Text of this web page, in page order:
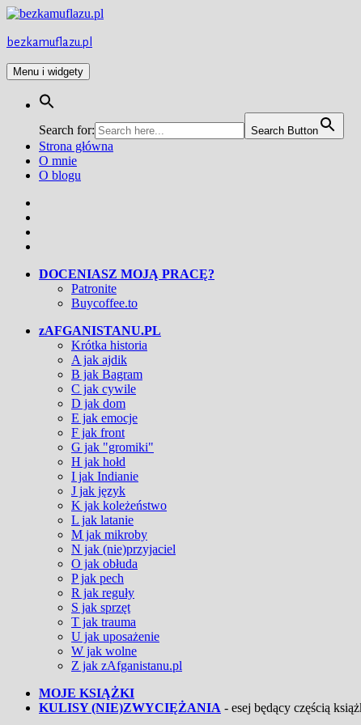
Przejdź
treści
bezkamuflazu.pl
Menu i widgety
Search for: Search Button
Strona główna
O mnie
O blogu
DOCENIASZ MOJĄ PRACĘ?
Patronite
Buycoffee.to
zAFGANISTANU.PL
Krótka historia
A jak ajdik
B jak Bagram
C jak cywile
D jak dom
E jak emocje
F jak front
G jak "gromiki"
H jak hołd
I jak Indianie
J jak język
K jak koleżeństwo
L jak latanie
M jak mikroby
N jak (nie)przyjaciel
O jak obłuda
P jak pech
R jak reguły
S jak sprzęt
T jak trauma
U jak uposażenie
W jak wolne
Z jak zAfganistanu.pl
MOJE KSIĄŻKI
KULISY (NIE)ZWYCIĘŻANIA - esej będący częścią